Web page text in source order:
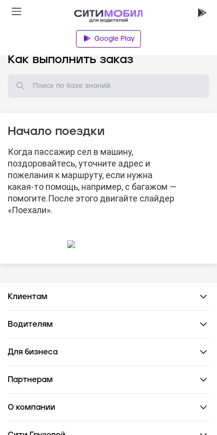
Google Play
Как выполнить заказ
Начало поездки
Когда пассажир сел в машину,
поздоровайтесь, уточните адрес и
пожелания к маршруту, если нужна
какая-то помощь, например, с багажом —
помогите.После этого двигайте слайдер
«Поехали».
Клиентам
Водителям
Для бизнеса
Партнерам
О компании